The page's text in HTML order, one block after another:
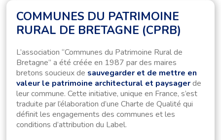
COMMUNES DU PATRIMOINE
RURAL DE BRETAGNE (CPRB)
L’association “Communes du Patrimoine Rural de
Bretagne” a été créée en 1987 par des maires
bretons soucieux de sauvegarder et de mettre en
valeur le patrimoine architectural et paysagerde
leur commune. Cette initiative, unique en France, s’est
traduite par l’élaboration d’une Charte de Qualité qui
définit les engagements des communes et les
conditions d’attribution du Label.